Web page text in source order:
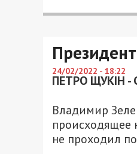
24/02/2022 - 18:22
ПЕТРО ЩУКІН -
Владимир
происходящее
не проходил